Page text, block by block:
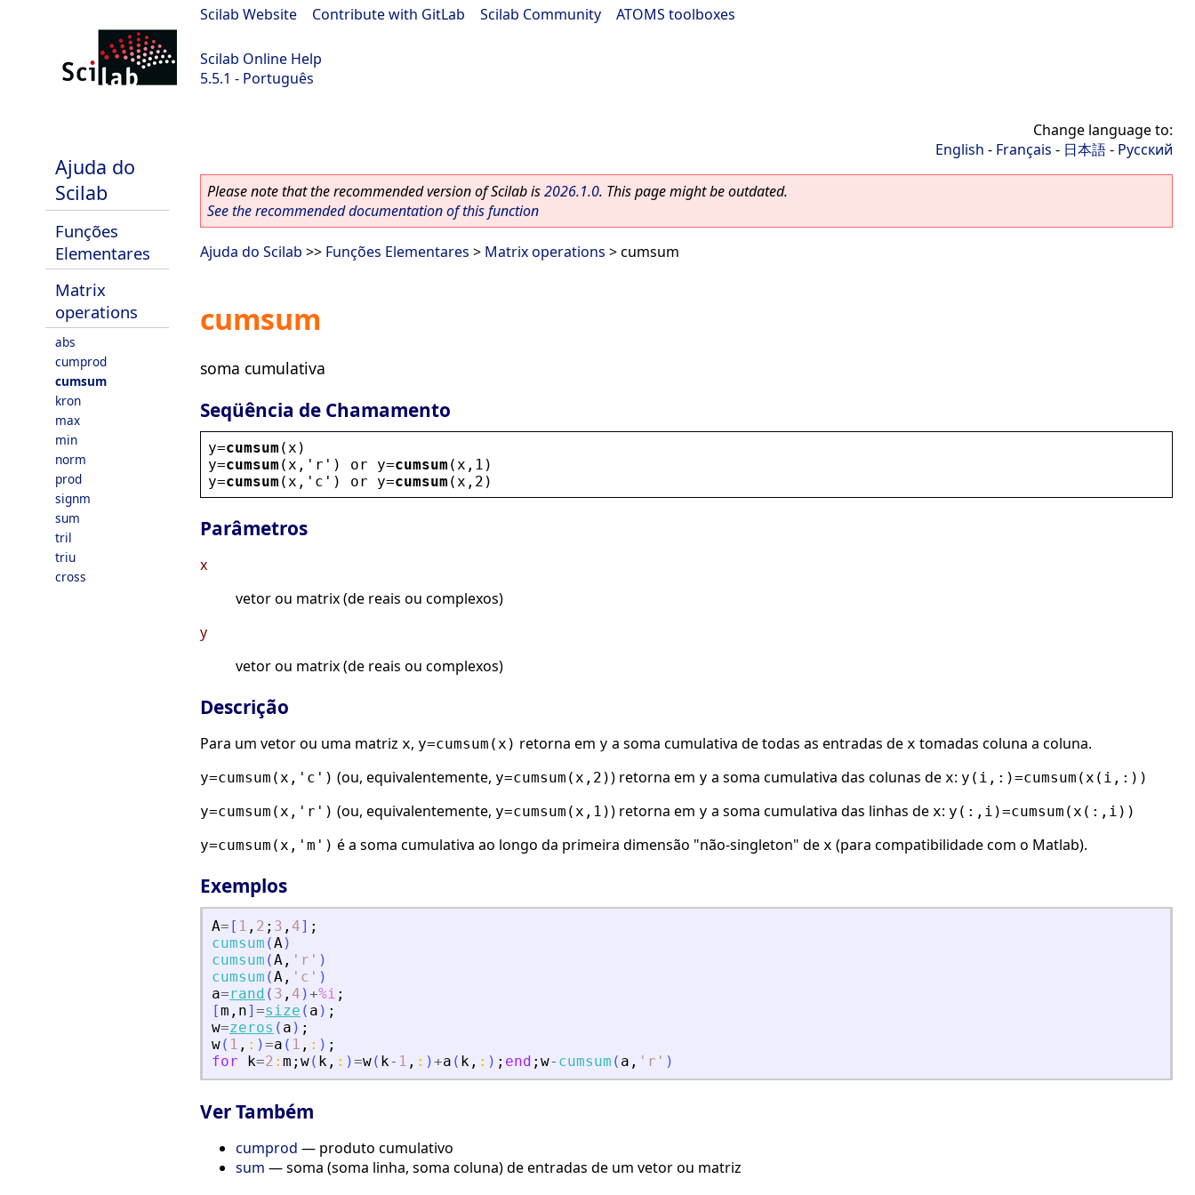
Scilab Website Contribute with GitLab Scilab Community ATOMS toolboxes
Scilab Online Help
5.5.1 - Português
Ajuda do
Scilab
Funções
Elementares
Matrix
operations
abs
cumprod
cumsum
kron
max
min
norm
prod
signm
sum
tril
triu
cross
Change language to:
English - Français - 日本語- Русский
Please note that the recommended version of Scilab is2026.1.0. This page might be outdated.
See the recommended documentation of this function
Ajuda do Scilab >> Funções Elementares > Matrix operations > cumsum
cumsum
soma cumulativa
Seqüência de Chamamento
y=cumsum ( x )
y=cumsum ( x , ' r ' ) or y=cumsum ( x ,1)
y=cumsum ( x , ' c ' ) or y=cumsum ( x ,2)
Parâmetros
x
vetor ou matrix (de reais ou complexos)
y
vetor ou matrix (de reais ou complexos)
Descrição
Para um vetor ou uma matriz x, y=cumsum(x) retorna em y a soma cumulativa de todas as entradas de x tomadas coluna a coluna.
y=cumsum(x,'c') (ou, equivalentemente, y=cumsum(x,2)) retorna em y a soma cumulativa das colunas de x: y(i,:)=cumsum(x(i,:))
y=cumsum(x,'r') (ou, equivalentemente, y=cumsum(x,1)) retorna em y a soma cumulativa das linhas de x: y(:,i)=cumsum(x(:,i))
y=cumsum(x,'m') é a soma cumulativa ao longo da primeira dimensão "não-singleton" de x (para compatibilidade com o Matlab).
Exemplos
A= [ 1 , 2 ; 3 , 4] ;
cumsum (A)
cumsum (A , ' r ' )
cumsum (A , ' c ' )
a=rand ( 3 , 4 )+%i ;
[m , n] =size ( a ) ;
w=zeros ( a ) ;
w( 1 , : )=a ( 1 , : ) ;
for
k=2 : m ; w( k , : )=w( k- 1 , : )+a ( k , : ) ; end ; w- cumsum ( a , ' r ' )
Ver Também
cumprod — produto cumulativo
sum — soma (soma linha, soma coluna) de entradas de um vetor ou matriz